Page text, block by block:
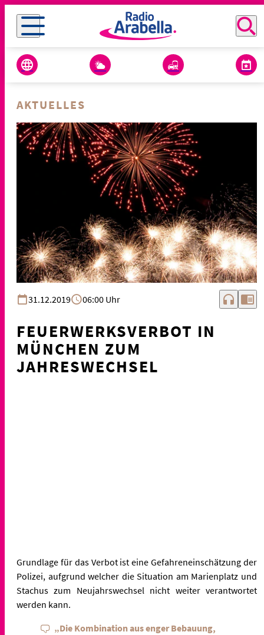
AKTUELLES
31.12.2019 06:00 Uhr headphones chrome_reader_mode
FEUERWERKSVERBOT IN
MÜNCHEN ZUM
JAHRESWECHSEL
Grundlage für das Verbot ist eine Gefahreneinschätzung der
Polizei, aufgrund welcher die Situation am Marienplatz und
Stachus zum Neujahrswechsel nicht weiter verantwortet
werden kann.
„Die Kombination aus enger Bebauung,